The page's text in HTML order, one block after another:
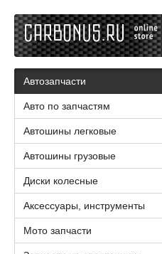
Автозапчасти
Авто по запчастям
Автошины легковые
Автошины грузовые
Диски колесные
Аксессуары, инструменты
Мото запчасти